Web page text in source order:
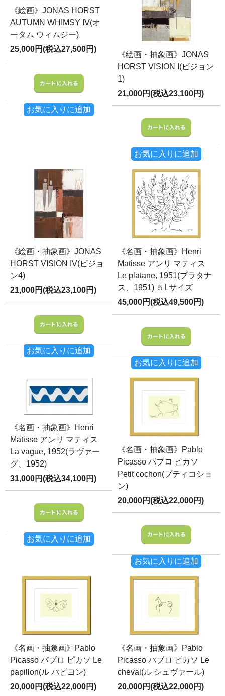
《絵画》JONAS HORST
AUTUMN WHIMSY IV(オ
ータム ウィムジー)
25,000円(税込27,500円)
お気に入りに追加
《絵画・抽象画》JONAS
HORST VISION I(ビジョン
1)
21,000円(税込23,100円)
お気に入りに追加
《絵画・抽象画》JONAS
HORST VISION IV(ビジョ
ン4)
21,000円(税込23,100円)
お気に入りに追加
《名画・抽象画》Henri
Matisse アンリ マティス
Le platane, 1951(プラタナ
ス、1951) ５Lサイズ
45,000円(税込49,500円)
お気に入りに追加
《名画・抽象画》Henri
Matisse アンリ マティス
La vague, 1952(ラヴァー
グ、1952)
31,000円(税込34,100円)
お気に入りに追加
《名画・抽象画》Pablo
Picasso パブロ ピカソ
Petit cochon(プティコショ
ン)
20,000円(税込22,000円)
お気に入りに追加
《名画・抽象画》Pablo
Picasso パブロ ピカソ Le
papillon(ル パピヨン)
20,000円(税込22,000円)
《名画・抽象画》Pablo
Picasso パブロ ピカソ Le
cheval(ル シュヴァール)
20,000円(税込22,000円)